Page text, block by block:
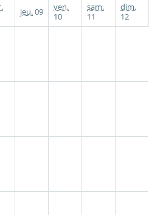
jeu.09
ven.
10
sam.
11
dim.
12